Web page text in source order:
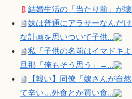
結婚生活の「当たり前」が
妹は普通にアラサーなんだ
な計画を思いついて子供...
私「子供の名前はイマドキ
旦那「俺もそう思う」→...
【報い】同僚「嫁さんが自
て辛い…外食とか買い食...